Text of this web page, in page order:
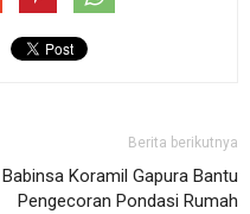
Berita berikutnya
Babinsa Koramil Gapura Bantu
Pengecoran Pondasi Rumah